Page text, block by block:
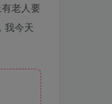
老人要
我今天